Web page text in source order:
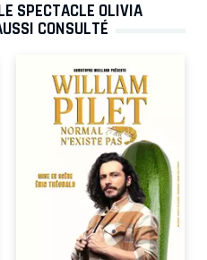
SPECTACLE OLIVIA
CONSULTÉ